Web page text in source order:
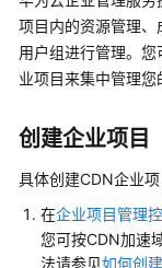
服
务
公
告
产
品
介
计
项目内的资源管理
用户组进行管理。
业项目来集中管理您
创建企业项目
具体创建CDN企业项
在企业项目管理
您可按CDN加速
法请参见如何创